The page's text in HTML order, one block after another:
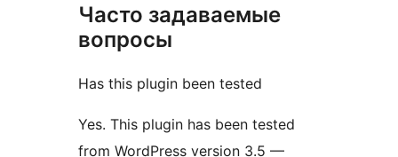
Часто задаваемые
вопросы
Has this plugin been tested
Yes. This plugin has been tested
from WordPress version 3.5 —